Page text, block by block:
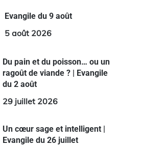
Evangile du 9 août
5 août 2026
Du pain et du poisson… ou un
ragoût de viande ? | Evangile
du 2 août
29 juillet 2026
Un cœur sage et intelligent |
Evangile du 26 juillet